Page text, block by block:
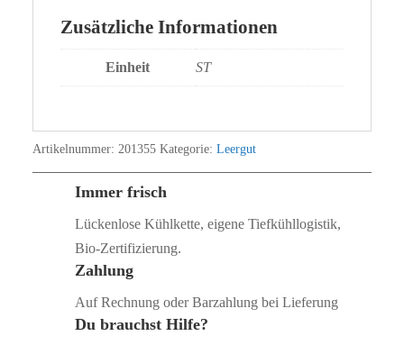
Zusätzliche Informationen
Einheit ST
Artikelnummer: 201355 Kategorie: Leergut
Immer frisch
Lückenlose Kühlkette, eigene Tiefkühllogistik,
Bio‑Zertifizierung.
Zahlung
Auf Rechnung oder Barzahlung bei Lieferung
Du brauchst Hilfe?